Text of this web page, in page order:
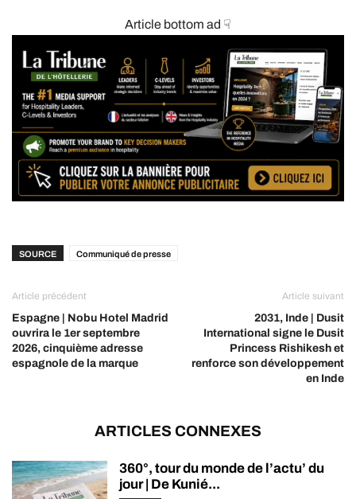
Article bottom ad ☟
SOURCE Communiqué de presse
Article précédent
Espagne | Nobu Hotel Madrid
ouvrira le 1er septembre
2026, cinquième adresse
espagnole de la marque
Article suivant
2031, Inde | Dusit
International signe le Dusit
Princess Rishikesh et
renforce son développement
en Inde
ARTICLES CONNEXES
360°, tour du monde de l’actu’ du
jour | De Kunié...